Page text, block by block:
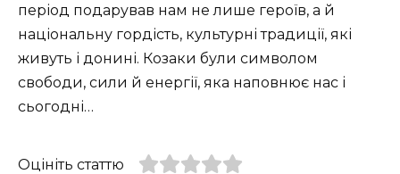
період подарував нам не лише героїв, а й
національну гордість, культурні традиції, які
живуть і донині. Козаки були символом
свободи, сили й енергії, яка наповнює нас і
сьогодні…
Оцініть статтю